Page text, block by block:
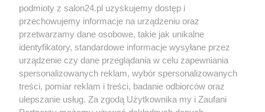
Społeczeństwo
Kultura
X Facebook Instagram Youtube
podmioty z salon24.pl uzyskujemy dostęp i
przechowujemy informacje na urządzeniu oraz
przetwarzamy dane osobowe, takie jak unikalne
identyfikatory, standardowe informacje wysyłane przez
urządzenie czy dane przeglądania w celu zapewniania
spersonalizowanych reklam, wybór spersonalizowanych
treści, pomiar reklam i treści, badanie odbiorców oraz
ulepszanie usług. Za zgodą Użytkownika my i Zaufani